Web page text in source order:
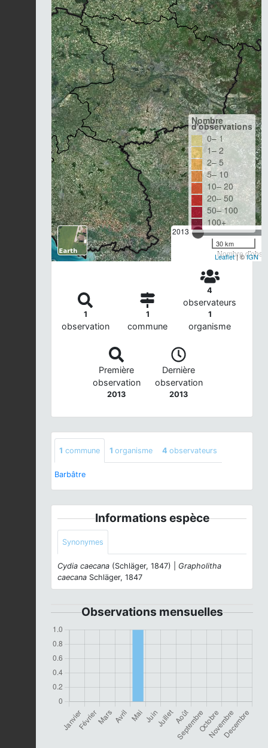
2013
Nombre
Nombre
d'observations
0– 1
1– 2
2– 5
5– 10
10– 20
20– 50
50– 100
100+
30 km
Leaflet| ©IGN
1
observation
1
commune
4
observateurs
1
organisme
Première
observation
2013
Dernière
observation
2013
1 commune 1 organisme 4 observateurs
Barbâtre
Informations espèce
Synonymes
Cydia caecana (Schläger, 1847) | Grapholitha
caecana Schläger, 1847
Observations mensuelles